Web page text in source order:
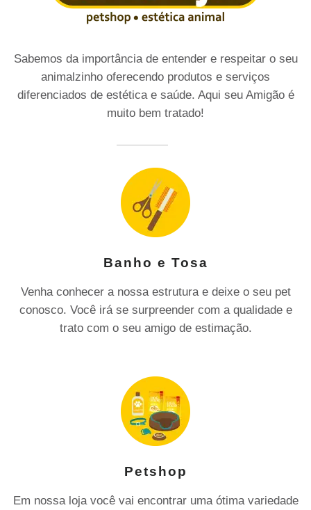
Sabemos da importância de entender e respeitar o seu
animalzinho oferecendo produtos e serviços
diferenciados de estética e saúde. Aqui seu Amigão é
muito bem tratado!
Banho e Tosa
Venha conhecer a nossa estrutura e deixe o seu pet
conosco. Você irá se surpreender com a qualidade e
trato com o seu amigo de estimação.
Petshop
Em nossa loja você vai encontrar uma ótima variedade